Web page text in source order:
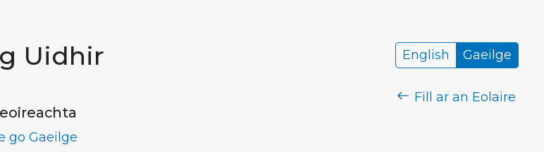
Uidhir English Gaeilge
Fill ar an Eolaire
go Gaeilge